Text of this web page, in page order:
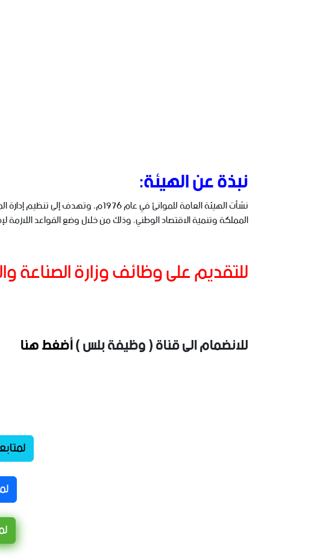
نبذة عن الهيئة:
نشأت الهيئة العامة للموانئ في
المملكة وتنمية الاقتصاد الوطني، وذلك من خلال وضع القواعد اللازمة
للتقديم على وظائف وزارة الصناعة
للانضمام الى قناة ( وظيفة بلس )أضغط هنا